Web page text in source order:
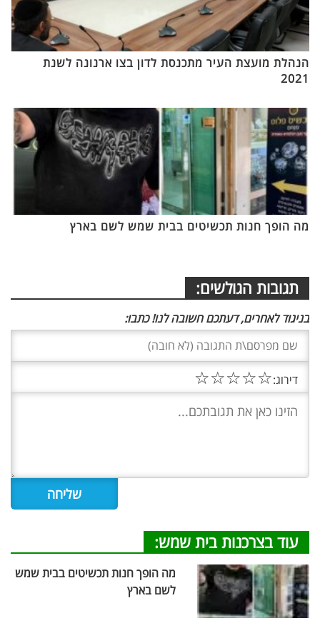
הנהלת מועצת העיר מתכנסת לדון בצו ארנונה לשנת
2021
מה הופך חנות תכשיטים בבית שמש לשם בארץ
תגובות הגולשים:
בניגוד לאחרים, דעתכם חשובה לנו! כתבו:
דירוג:☆
☆
☆
☆
☆
עוד בצרכנות בית שמש:
מה הופך חנות תכשיטים בבית שמש
לשם בארץ